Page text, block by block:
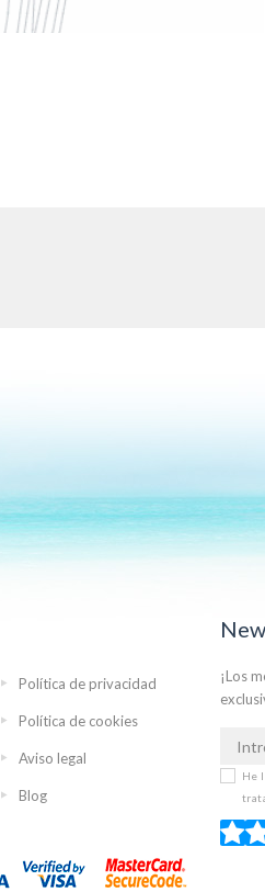
Política de privacidad
Política de cookies
Aviso legal
Blog
¡Los
He